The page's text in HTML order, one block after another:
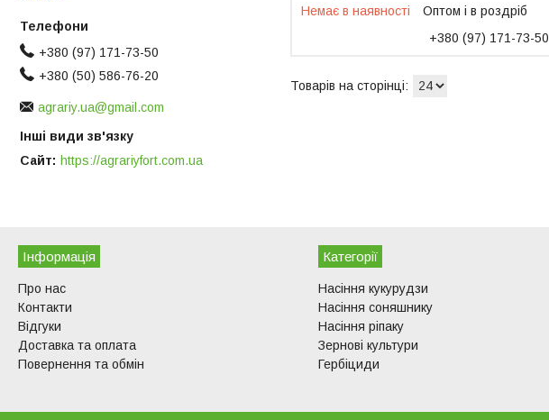
Немає в наявності
Оптом і в роздріб
+380 (97) 171-73-50
+380 (97) 171-73-50
+380 (50) 586-76-20
agrariy.ua@gmail.com
Інші види зв'язку
Сайт
https://agrariyfort.com.ua
Інформація
Про нас
Контакти
Відгуки
Доставка та оплата
Повернення та обмін
Категорії
Насіння кукурудзи
Насіння соняшнику
Насіння ріпаку
Зернові культури
Гербіциди